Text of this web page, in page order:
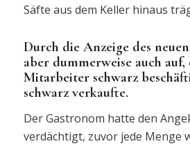
Säfte aus dem Keller hinaus
Durch die Anzeige des
aber dummerweise auch auf,
Mitarbeiter schwarz
schwarz verkaufte.
Der Gastronom hatte den
verdächtigt, zuvor jede Menge